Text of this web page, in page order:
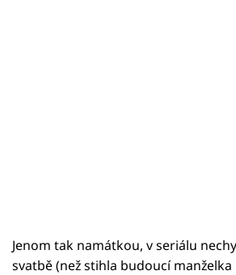
Jenom tak namátkou, v seriálu
svatbě (než stihla budoucí manželka